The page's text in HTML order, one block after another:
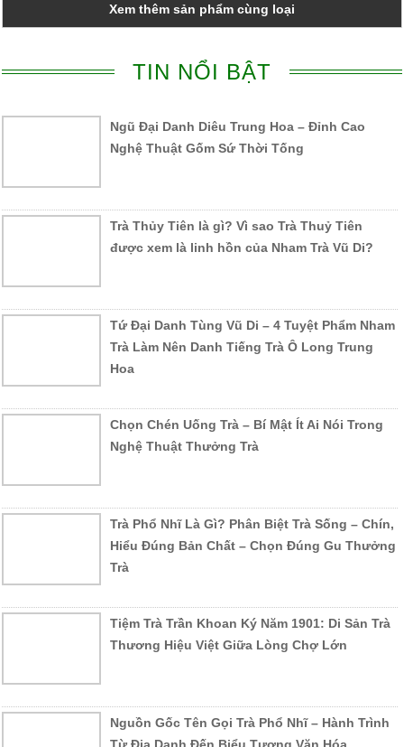
Xem thêm sản phẩm cùng loại
TIN NỔI BẬT
Ngũ Đại Danh Diêu Trung Hoa – Đỉnh Cao
Nghệ Thuật Gốm Sứ Thời Tống
Trà Thủy Tiên là gì? Vì sao Trà Thuỷ Tiên
được xem là linh hồn của Nham Trà Vũ Di?
Tứ Đại Danh Tùng Vũ Di – 4 Tuyệt Phẩm Nham
Trà Làm Nên Danh Tiếng Trà Ô Long Trung
Hoa
Chọn Chén Uống Trà – Bí Mật Ít Ai Nói Trong
Nghệ Thuật Thưởng Trà
Trà Phổ Nhĩ Là Gì? Phân Biệt Trà Sống – Chín,
Hiểu Đúng Bản Chất – Chọn Đúng Gu Thưởng
Trà
Tiệm Trà Trần Khoan Ký Năm 1901: Di Sản Trà
Thương Hiệu Việt Giữa Lòng Chợ Lớn
Nguồn Gốc Tên Gọi Trà Phổ Nhĩ – Hành Trình